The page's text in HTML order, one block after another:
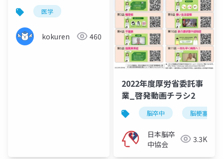
医学
kokuren 460
2022年度厚労省委託事
業_啓発動画チラシ2
脳卒中 脳梗塞
日本脳卒
中協会
3.3K